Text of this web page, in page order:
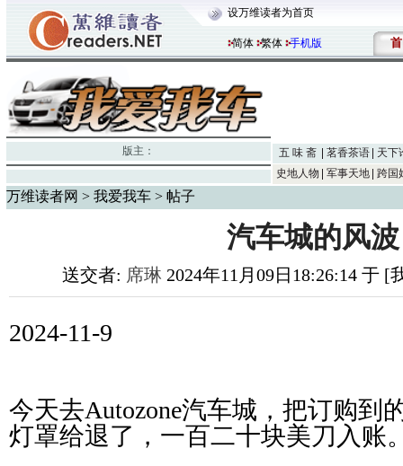
设万维读者为首页
简体 繁体 手机版 首
版主： 五 味 斋 茗香茶语
天下
史地人物
军事天地 跨国
万维读者网 > 我爱我车 > 帖子
汽车城的风波
送交者: 席琳 2024年11月09日18:26:14 于
2024-11-9
今天去Autozone汽车城，把订购到
灯罩给退了，一百二十块美刀入账